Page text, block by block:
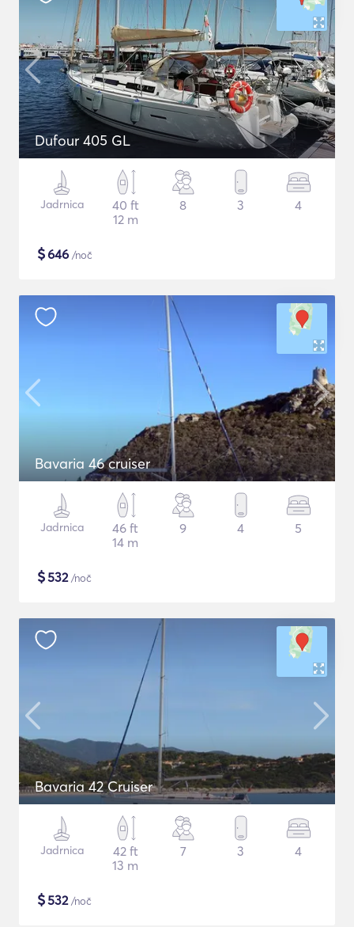
Dufour 405 GL
Jadrnica
40 ft
12 m
8 3 4
$646 /noč
Bavaria 46 cruiser
Jadrnica
46 ft
14 m
9 4 5
$532/noč
Bavaria 42 Cruiser
Jadrnica
42 ft
13 m
7 3 4
$532/noč